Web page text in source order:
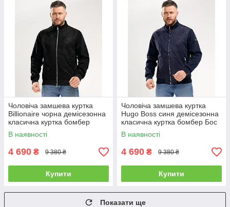
Чоловіча замшева куртка
Billionaire чорна демісезонна
класична куртка бомбер
Білліонер люкс якість
В наявності
4 690 ₴ 9 380 ₴
Купити
Чоловіча замшева куртка
Hugo Boss синя демісезонна
класична куртка бомбер Бос
люкс якість
В наявності
4 690 ₴ 9 380 ₴
Купити
Показати ще